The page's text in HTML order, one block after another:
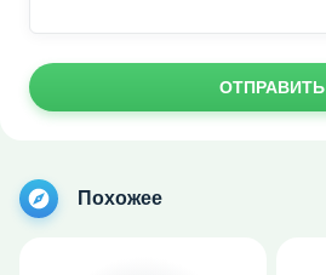
ОТПРАВИТЬ
Похожее